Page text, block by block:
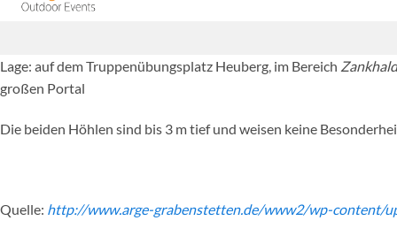
Lage: auf dem Truppenübungsplatz Heuberg, im Bereich
großen Portal
Die beiden Höhlen sind bis 3 m tief und weisen keine
Quelle: http://www.arge-grabenstetten.de/www2/wp-content/